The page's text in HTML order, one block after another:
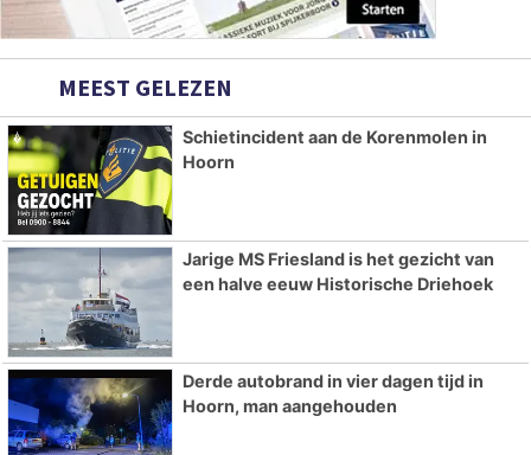
MEEST GELEZEN
Schietincident aan de Korenmolen in
Hoorn
Jarige MS Friesland is het gezicht van
een halve eeuw Historische Driehoek
Derde autobrand in vier dagen tijd in
Hoorn, man aangehouden